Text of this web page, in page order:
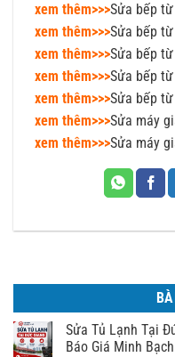
xem thêm>>>Sửa bếp
xem thêm>>>Sửa bếp
xem thêm>>>Sửa bếp
xem thêm>>>Sửa bếp
xem thêm>>>Sửa bếp
xem thêm>>>Sửa máy
xem thêm>>>Sửa máy
Sửa Tủ Lạnh Tại
Báo Giá Minh Bạch